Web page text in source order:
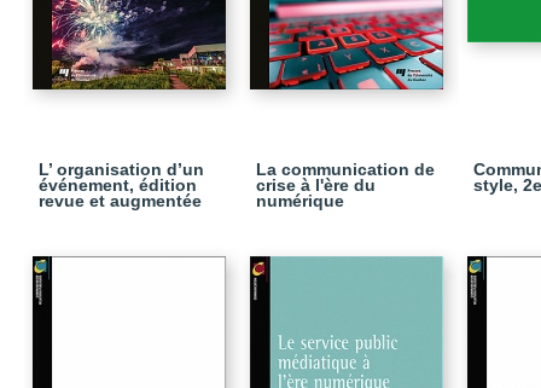
L’ organisation d’un
événement, édition
revue et augmentée
La communication de
crise à l'ère du
numérique
style,